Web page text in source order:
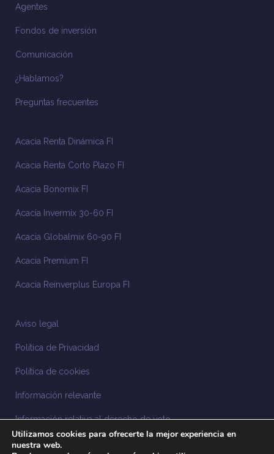
Agentes
Fondos de inversión
Comunicación
¿Hablamos?
Preguntas frecuentes
Acacia Renta Dinámica FI
Acacia Renta Corto Plazo FI
Acacia Bonomix FI
Acacia Invermix 30-60 FI
Acacia Globalmix 60-90 FI
Acacia Premium FI
Acacia Reinverplus Europa FI
Aviso legal
Política de Privacidad
Política de cookies
Información relevante
Información relativa al derecho de voto
Información relacionada con la sostenibilidad
Utilizamos cookies para ofrecerte la mejor experiencia en
nuestra web.